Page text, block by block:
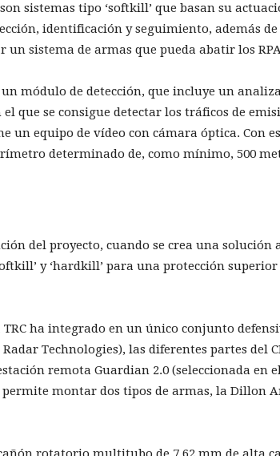
son sistemas tipo ‘softkill’ que basan su
identificación y seguimiento, además
sistema de armas que pueda abatir los
módulo de detección, que incluye un
que se consigue detectar los tráficos de
un equipo de vídeo con cámara óptica. Con
determinado de, como mínimo, 500
del proyecto, cuando se crea una
y ‘hardkill’ para una protección superior
ha integrado en un único conjunto
Technologies), las diferentes partes del
remota Guardian 2.0 (seleccionada en
permite montar dos tipos de armas, la Dillon